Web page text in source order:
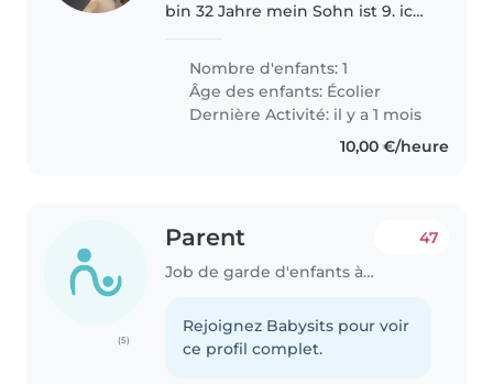
bin 32 Jahre mein Sohn ist 9. ich
ab 6uhr bis 8uhr oder
nachmittags von 18uhr bis 20h30
daher ich schichten arbeite
freue..
Nombre d'enfants: 1
Âge des enfants: Écolier
Dernière Activité: il y a 1 mois
10,00 €/heure
(5)
Parent
Job de garde d'enfants à Sandweiler
47
Rejoignez Babysits pour voir
ce profil complet.